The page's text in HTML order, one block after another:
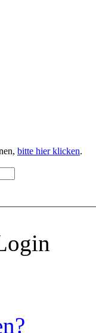
bitte hier klicken.